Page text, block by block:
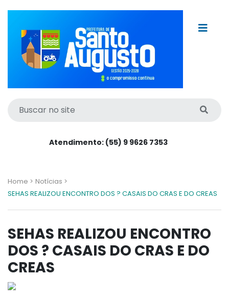
Atendimento: (55) 9 9626 7353
Home > Notícias >
SEHAS REALIZOU ENCONTRO DOS ? CASAIS DO CRAS E DO CREAS
SEHAS REALIZOU ENCONTRO
DOS ? CASAIS DO CRAS E DO
CREAS